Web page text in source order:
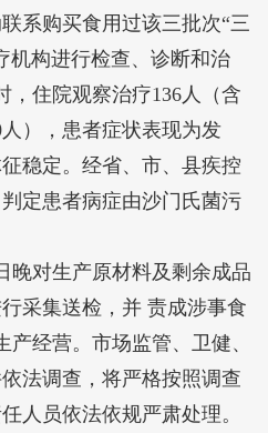
系购买食用过该三批次“三
机构进行检查、诊断和治
，住院观察治疗136人（含
），患者症状表现为发
稳定。经省、市、县疾控
定患者病症由沙门氏菌污
晚对生产原材料及剩余成品
采集送检，并 责成涉事食
经营。市场监管、卫健、
法调查，将严格按照调查
人员依法依规严肃处理。